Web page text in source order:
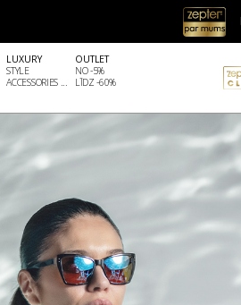
LUXURY
STYLE
ACCESSORIES ...
OUTLET
NO -5%
LĪDZ -60%